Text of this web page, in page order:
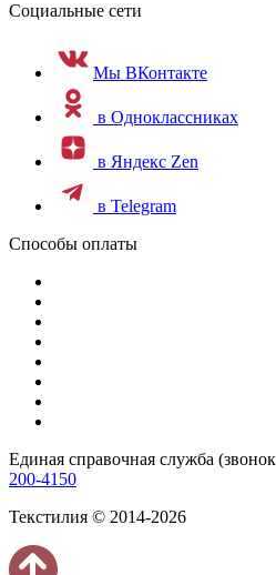
Социальные сети
Мы ВКонтакте
в Одноклассниках
в Яндекс Zen
в Telegram
Способы оплаты
Единая справочная служба
200-4150
Текстилия © 2014-2026